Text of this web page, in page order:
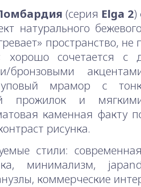
(серия Elga 2)
натурального
пространство, не
хорошо сочетается с
бронзовыми
мрамор с
прожилок и
каменная факту
рисунка.
стили:
минимализм,
коммерческие